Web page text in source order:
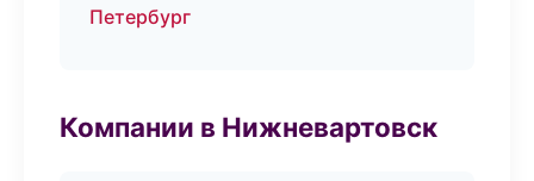
Петербург
Компании в Нижневартовск